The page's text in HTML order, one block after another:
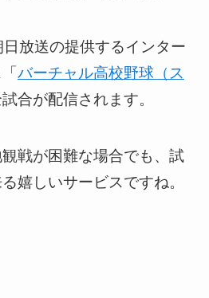
放送の提供するインター
バーチャル高校野球（ス
試合が配信されます。
戦が困難な場合でも、試
嬉しいサービスですね。